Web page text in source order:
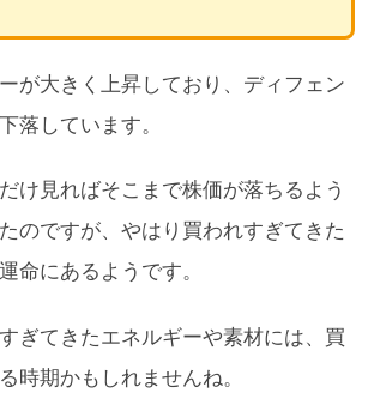
が大きく上昇しており、ディフェン
落しています。
け見ればそこまで株価が落ちるよう
のですが、やはり買われすぎてきた
命にあるようです。
ぎてきたエネルギーや素材には、買
時期かもしれませんね。